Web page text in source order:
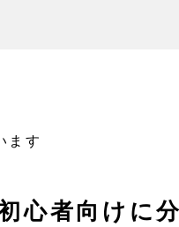
心者向けに
ます